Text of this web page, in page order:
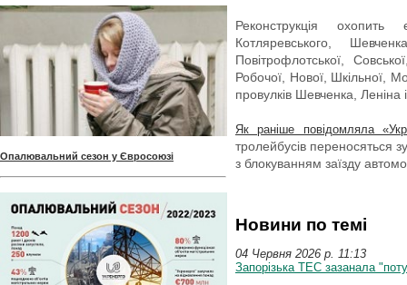
Опалювальний сезон у Євросоюзі
Реконструкція
Котляревського,
Повітрофлотської,
Робочої, Нової, Шкільної,
провулків Шевченка, Леніна
Як раніше повідомляла
тролейбусів переносяться
з блокуванням заїзду
Новини по темі
04 Червня 2026 p. 11:13
Запорізька ТЕС зазанала